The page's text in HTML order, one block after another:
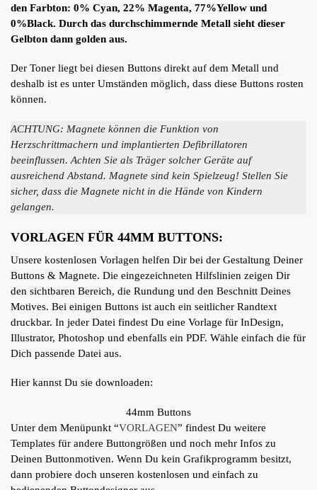
den Farbton: 0% Cyan, 22% Magenta, 77%Yellow und
0%Black. Durch das durchschimmernde Metall sieht dieser
Gelbton dann golden aus.
Der Toner liegt bei diesen Buttons direkt auf dem Metall und
deshalb ist es unter Umständen möglich, dass diese Buttons rosten
können.
ACHTUNG: Magnete können die Funktion von
Herzschrittmachern und implantierten Defibrillatoren
beeinflussen. Achten Sie als Träger solcher Geräte auf
ausreichend Abstand. Magnete sind kein Spielzeug! Stellen Sie
sicher, dass die Magnete nicht in die Hände von Kindern
gelangen.
VORLAGEN FÜR 44MM BUTTONS:
Unsere kostenlosen Vorlagen helfen Dir bei der Gestaltung Deiner
Buttons & Magnete. Die eingezeichneten Hilfslinien zeigen Dir
den sichtbaren Bereich, die Rundung und den Beschnitt Deines
Motives. Bei einigen Buttons ist auch ein seitlicher Randtext
druckbar. In jeder Datei findest Du eine Vorlage für InDesign,
Illustrator, Photoshop und ebenfalls ein PDF. Wähle einfach die für
Dich passende Datei aus.
Hier kannst Du sie downloaden:
44mm Buttons
Unter dem Menüpunkt “VORLAGEN” findest Du weitere
Templates für andere Buttongrößen und noch mehr Infos zu
Deinen Buttonmotiven. Wenn Du kein Grafikprogramm besitzt,
dann probiere doch unseren kostenlosen und einfach zu